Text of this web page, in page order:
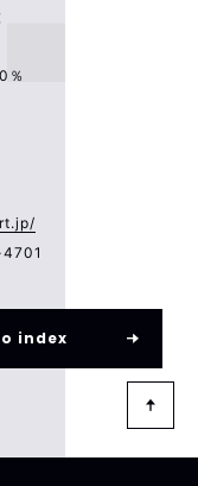
％
index